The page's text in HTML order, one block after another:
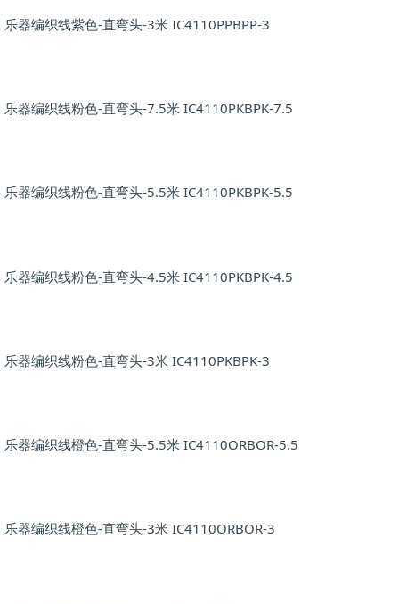
乐器编织线紫色-直弯头-3米 IC4110PPBPP-3
乐器编织线粉色-直弯头-7.5米 IC4110PKBPK-7.5
乐器编织线粉色-直弯头-5.5米 IC4110PKBPK-5.5
乐器编织线粉色-直弯头-4.5米 IC4110PKBPK-4.5
乐器编织线粉色-直弯头-3米 IC4110PKBPK-3
乐器编织线橙色-直弯头-5.5米 IC4110ORBOR-5.5
乐器编织线橙色-直弯头-3米 IC4110ORBOR-3